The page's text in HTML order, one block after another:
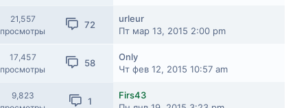
21,557
просмотры
72
urleur
Пт мар 13, 2015 2:00 pm
17,457
просмотры
58
Only
Чт фев 12, 2015 10:57 am
9,823
1
Firs43